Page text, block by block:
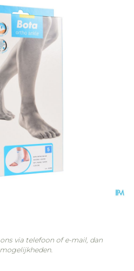
via telefoon of e-mail, dan